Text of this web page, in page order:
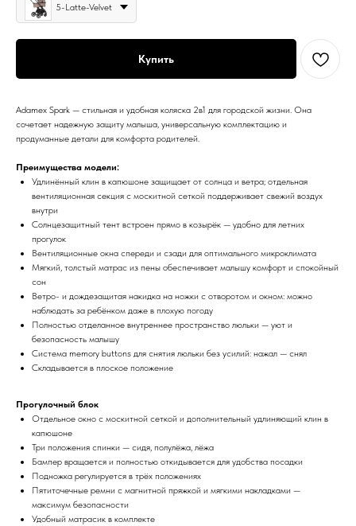
5-Latte-Velvet
Купить
Adamex Spark — стильная и удобная коляска 2в1 для городской жизни. Она
сочетает надежную защиту малыша, универсальную комплектацию и
продуманные детали для комфорта родителей.
Преимущества модели:
Удлинённый клин в капюшоне защищает от солнца и ветра; отдельная
вентиляционная секция с москитной сеткой поддерживает свежий воздух
внутри
Солнцезащитный тент встроен прямо в козырёк — удобно для летних
прогулок
Вентиляционные окна спереди и сзади для оптимального микроклимата
Мягкий, толстый матрас из пены обеспечивает малышу комфорт и спокойный
сон
Ветро- и дождезащитая накидка на ножки с отворотом и окном: можно
наблюдать за ребёнком даже в плохую погоду
Полностью отделанное внутреннее пространство люльки — уют и
безопасность малышу
Система memory buttons для снятия люльки без усилий: нажал — снял
Складывается в плоское положение
Прогулочный блок
Отдельное окно с москитной сеткой и дополнительный удлиняющий клин в
капюшоне
Три положения спинки — сидя, полулёжа, лёжа
Бампер вращается и полностью откидывается для удобства посадки
Подножка регулируется в трёх положениях
Пятиточечные ремни с магнитной пряжкой и мягкими накладками —
максимум безопасности
Удобный матрасик в комплекте